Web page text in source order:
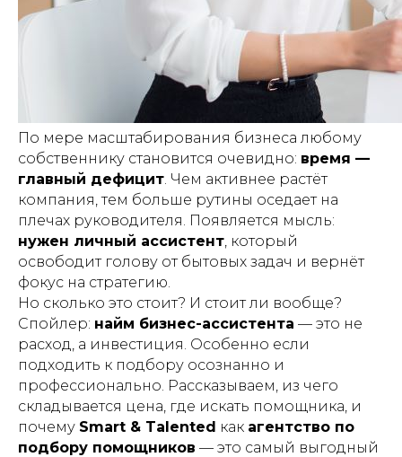
По мере масштабирования бизнеса любому
собственнику становится очевидно: время —
главный дефицит. Чем активнее растёт
компания, тем больше рутины оседает на
плечах руководителя. Появляется мысль:
нужен личный ассистент, который
освободит голову от бытовых задач и вернёт
фокус на стратегию.
Но сколько это стоит? И стоит ли вообще?
Спойлер: найм бизнес-ассистента — это не
расход, а инвестиция. Особенно если
подходить к подбору осознанно и
профессионально. Рассказываем, из чего
складывается цена, где искать помощника, и
почему Smart & Talented как агентство по
подбору помощников — это самый выгодный